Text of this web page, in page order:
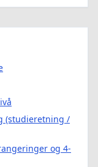
(studieretning /
og 4-